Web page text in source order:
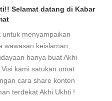
Selamat datang di Kabar
untuk menyampaikan
wawasan keislaman,
hanya buat Akhi
kami satukan umat
cara share konten
terdekat Akhi Ukhti !